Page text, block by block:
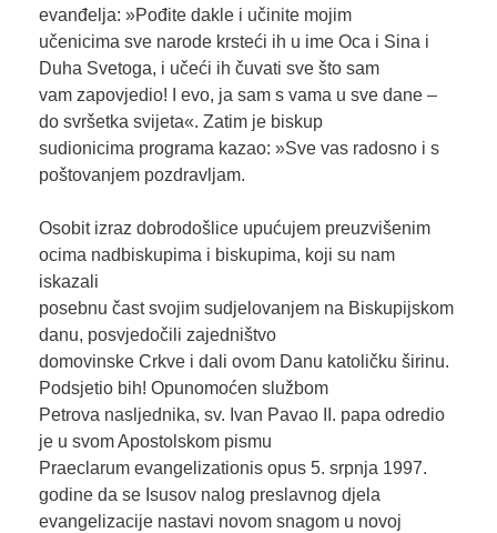
evanđelja: »Pođite dakle i učinite mojim
učenicima sve narode krsteći ih u ime Oca i Sina i
Duha Svetoga, i učeći ih čuvati sve što sam
vam zapovjedio! I evo, ja sam s vama u sve dane –
do svršetka svijeta«. Zatim je biskup
sudionicima programa kazao: »Sve vas radosno i s
poštovanjem pozdravljam.
Osobit izraz dobrodošlice upućujem preuzvišenim
ocima nadbiskupima i biskupima, koji su nam
iskazali
posebnu čast svojim sudjelovanjem na Biskupijskom
danu, posvjedočili zajedništvo
domovinske Crkve i dali ovom Danu katoličku širinu.
Podsjetio bih! Opunomoćen službom
Petrova nasljednika, sv. Ivan Pavao II. papa odredio
je u svom Apostolskom pismu
Praeclarum evangelizationis opus 5. srpnja 1997.
godine da se Isusov nalog preslavnog djela
evangelizacije nastavi novom snagom u novoj